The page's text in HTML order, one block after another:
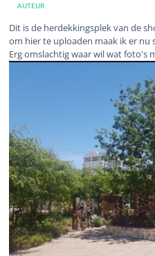
AUTEUR
Dit is de herdekkingsplek van de
om hier te uploaden maak ik er nu
Erg omslachtig waar wil wat foto's